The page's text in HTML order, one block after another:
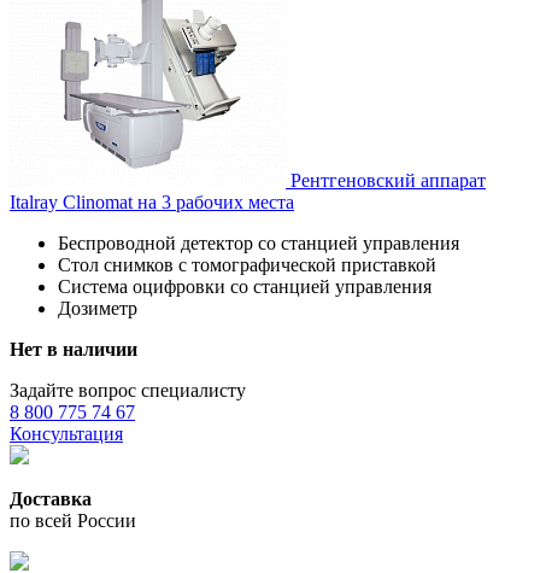
Рентгеновский аппарат
Italray Clinomat на 3 рабочих места
Беспроводной детектор со станцией управления
Стол снимков с томографической приставкой
Система оцифровки со станцией управления
Дозиметр
Нет в наличии
Задайте вопрос специалисту
8 800 775 74 67
Консультация
Доставка
по всей России